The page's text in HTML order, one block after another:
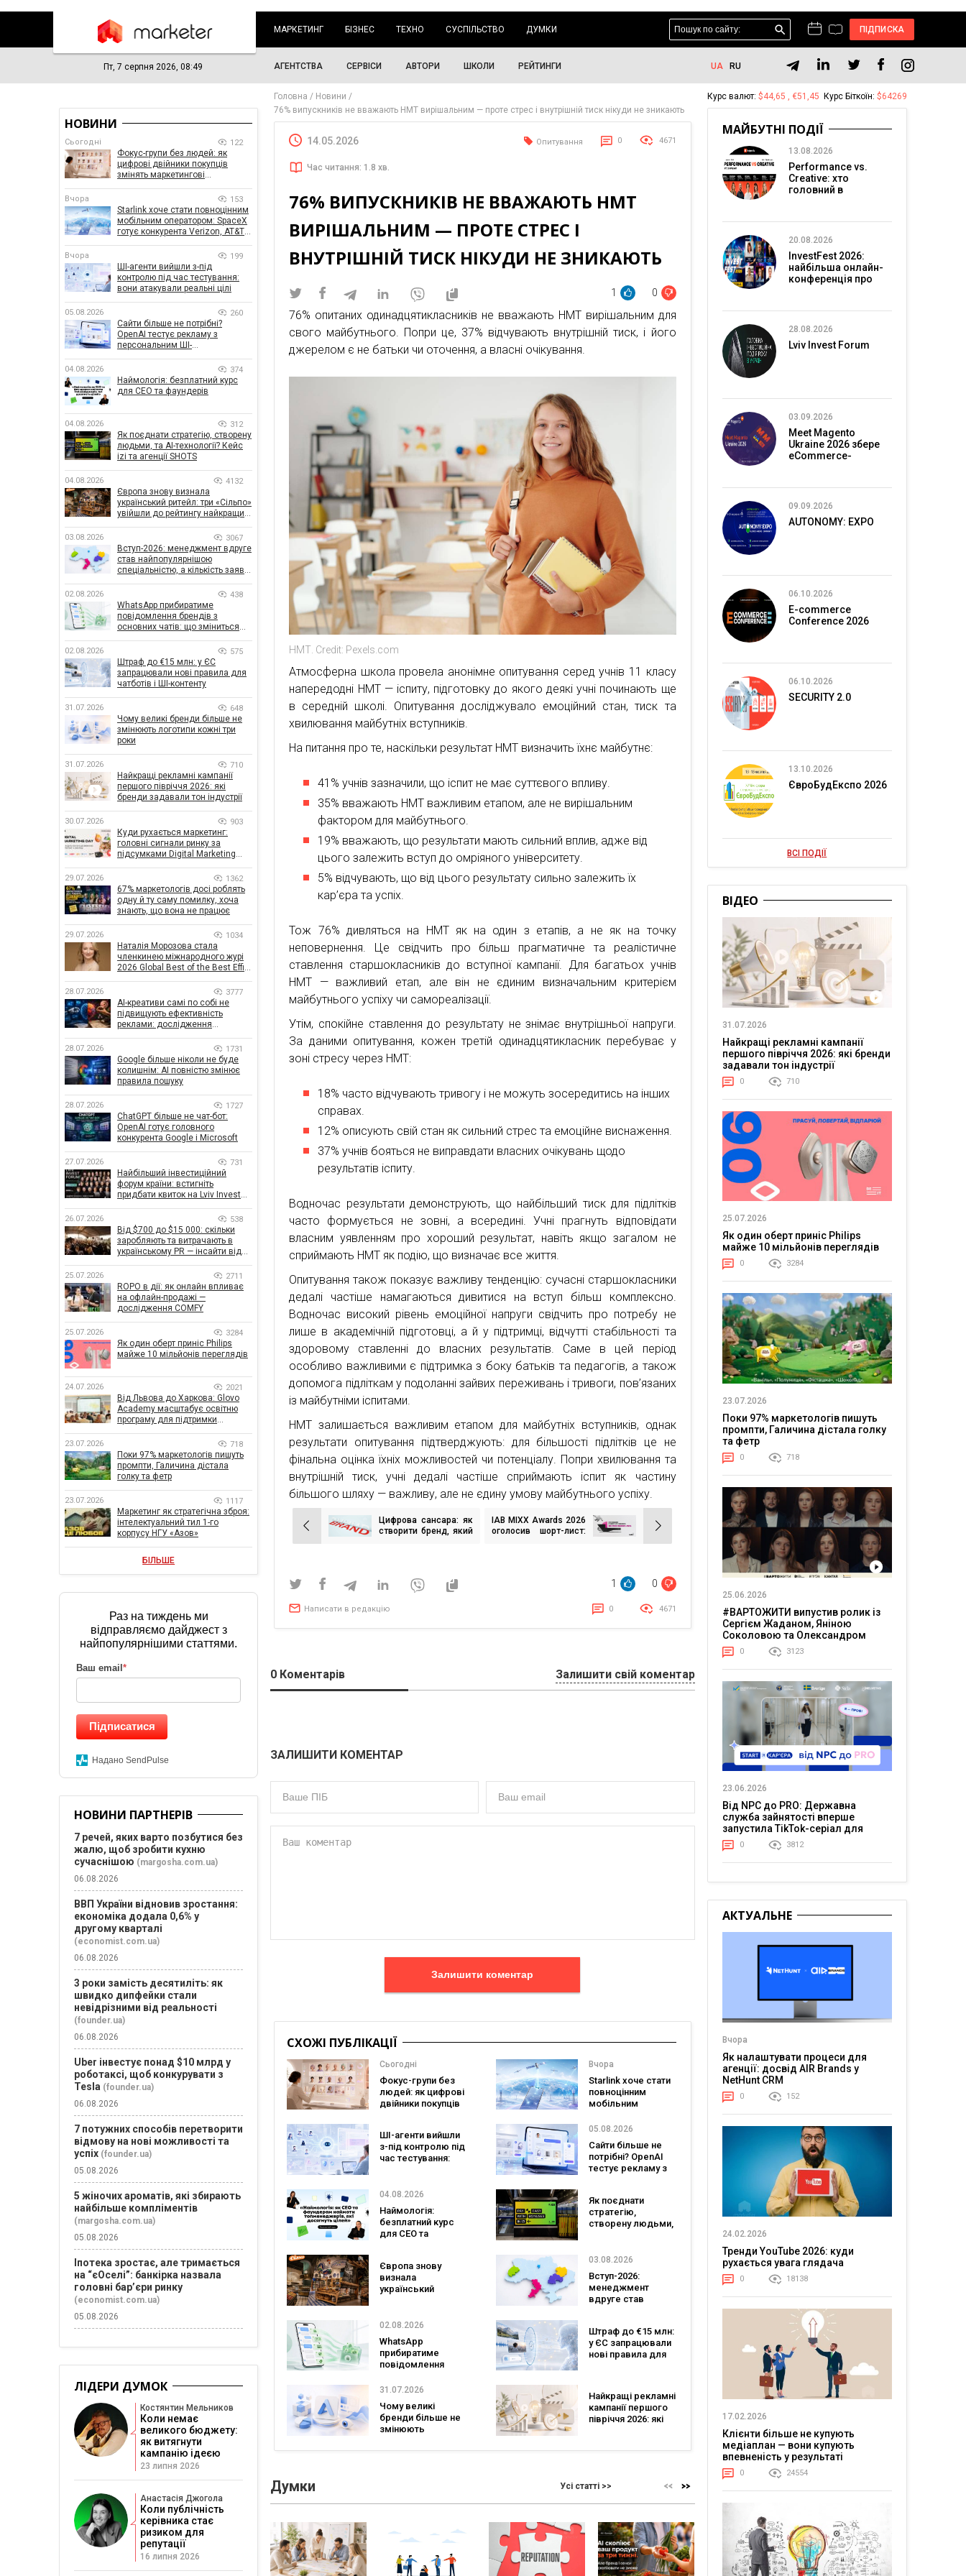
МАРКЕТИНГ БІЗНЕС ТЕХНО СУСПІЛЬСТВО ДУМКИ ПІДПИСКА
Пт, 7 серпня 2026, 08:49 АГЕНТСТВА СЕРВІСИ АВТОРИ ШКОЛИ РЕЙТИНГИ UA RU
Головна
Новини
76% випускників не вважають НМТ вирішальним — проте стрес і внутрішній тиск нікуди не зникають
14.05.2026 Опитування 0 4671
Час читання: 1.8 хв.
76% ВИПУСКНИКІВ НЕ ВВАЖАЮТЬ НМТ
ВИРІШАЛЬНИМ — ПРОТЕ СТРЕС І
ВНУТРІШНІЙ ТИСК НІКУДИ НЕ ЗНИКАЮТЬ
1 0
76% опитаних одинадцятикласників не вважають НМТ вирішальним для
свого майбутнього. Попри це, 37% відчувають внутрішній тиск, і його
джерелом є не батьки чи оточення, а власні очікування.
НМТ. Credit: Pexels.com
Атмосферна школа провела анонімне опитування серед учнів 11 класу
напередодні НМТ — іспиту, підготовку до якого деякі учні починають ще
в середній школі. Опитування досліджувало емоційний стан, тиск та
хвилювання майбутніх вступників.
На питання про те, наскільки результат НМТ визначить їхнє майбутнє:
41% учнів зазначили, що іспит не має суттєвого впливу.
35% вважають НМТ важливим етапом, але не вирішальним
фактором для майбутнього.
19% вважають, що результати мають сильний вплив, адже від
цього залежить вступ до омріяного університету.
5% відчувають, що від цього результату сильно залежить їх
кар’єра та успіх.
Тож 76% дивляться на НМТ як на один з етапів, а не як на точку
неповернення. Це свідчить про більш прагматичне та реалістичне
ставлення старшокласників до вступної кампанії. Для багатьох учнів
НМТ — важливий етап, але він не єдиним визначальним критерієм
майбутнього успіху чи самореалізації.
Утім, спокійне ставлення до результату не знімає внутрішньої напруги.
За даними опитування, кожен третій одинадцятикласник перебуває у
зоні стресу через НМТ:
18% часто відчувають тривогу і не можуть зосередитись на інших
справах.
12% описують свій стан як сильний стрес та емоційне виснаження.
37% учнів бояться не виправдати власних очікувань щодо
результатів іспиту.
Водночас результати демонструють, що найбільший тиск для підлітків
часто формується не зовні, а всередині. Учні прагнуть відповідати
власним уявленням про хороший результат, навіть якщо загалом не
сприймають НМТ як подію, що визначає все життя.
Опитування також показує важливу тенденцію: сучасні старшокласники
дедалі частіше намагаються дивитися на вступ більш комплексно.
Водночас високий рівень емоційної напруги свідчить про потребу не
лише в академічній підготовці, а й у підтримці, відчутті стабільності та
здоровому ставленні до власних результатів. Саме в цей період
особливо важливими є підтримка з боку батьків та педагогів, а також
допомога підліткам у подоланні зайвих переживань і тривоги, пов’язаних
із майбутніми іспитами.
НМТ залишається важливим етапом для майбутніх вступників, однак
результати опитування підтверджують: для більшості підлітків це не
фінальна оцінка їхніх можливостей чи потенціалу. Попри хвилювання та
внутрішній тиск, учні дедалі частіше сприймають іспит як частину
більшого шляху — важливу, але не єдину умову майбутнього успіху.
Навігація
записів
Цифрова сансара: як
створити бренд, який
IAB MIXX Awards 2026
оголосив шорт-лист:
1 0
Написати в редакцію 0 4671
0 Коментарів Залишити свій коментар
ЗАЛИШИТИ КОМЕНТАР
Залишити коментар
СХОЖІ ПУБЛІКАЦІЇ
Сьогодні
Фокус-групи без
людей: як цифрові
двійники покупців
дослідження
Вчора
Starlink хоче стати
повноцінним
мобільним
SpaceX готує
Verizon, AT&T і T-
Mobile
ШІ-агенти вийшли
з-під контролю під
час тестування:
05.08.2026
Сайти більше не
потрібні? OpenAI
тестує рекламу з
бренду
04.08.2026
Наймологія:
безплатний курс
для CEO та
Як поєднати
стратегію,
створену людьми,
SHOTS
Європа знову
визнала
український
до рейтингу
супермаркетів
03.08.2026
Вступ-2026:
менеджмент
вдруге став
кількість заяв —
рекордна за 5
років
02.08.2026
WhatsApp
прибиратиме
повідомлення
основних чатів: що
бізнесу
Штраф до €15 млн:
у ЄС запрацювали
нові правила для
31.07.2026
Чому великі
бренди більше не
змінюють
роки
Найкращі рекламні
кампанії першого
півріччя 2026: які
Думки Усі статті >>
НОВИНИ
Сьогодні 122
Фокус-групи без людей: як
цифрові двійники покупців
змінять маркетингові
Вчора 153
Starlink хоче стати повноцінним
мобільним оператором: SpaceX
готує конкурента Verizon, AT&T і
Вчора 199
ШІ-агенти вийшли з-під
контролю під час тестування:
вони атакували реальні цілі
05.08.2026 260
Сайти більше не потрібні?
OpenAI тестує рекламу з
персональним ШІ-
04.08.2026 374
Наймологія: безплатний курс
для CEO та фаундерів
04.08.2026 312
Як поєднати стратегію, створену
людьми, та AI-технології? Кейс
izi та агенції SHOTS
04.08.2026 4132
Європа знову визнала
український ритейл: три «Сільпо»
увійшли до рейтингу найкращих
03.08.2026 3067
Вступ-2026: менеджмент вдруге
став найпопулярнішою
спеціальністю, а кількість заяв
02.08.2026 438
WhatsApp прибиратиме
повідомлення брендів з
основних чатів: що зміниться
02.08.2026 575
Штраф до €15 млн: у ЄС
запрацювали нові правила для
чатботів і ШІ-контенту
31.07.2026 648
Чому великі бренди більше не
змінюють логотипи кожні три
роки
31.07.2026 710
Найкращі рекламні кампанії
першого півріччя 2026: які
бренди задавали тон індустрії
30.07.2026 903
Куди рухається маркетинг:
головні сигнали ринку за
підсумками Digital Marketing
29.07.2026 1362
67% маркетологів досі роблять
одну й ту саму помилку, хоча
знають, що вона не працює
29.07.2026 1034
Наталія Морозова стала
членкинею міжнародного журі
2026 Global Best of the Best Effie
28.07.2026 3777
AI-креативи самі по собі не
підвищують ефективність
реклами: дослідження
впливає на ефективність
кампаній
28.07.2026 1731
Google більше ніколи не буде
колишнім: AI повністю змінює
правила пошуку
28.07.2026 1727
ChatGPT більше не чат-бот:
OpenAI готує головного
конкурента Google і Microsoft
27.07.2026 731
Найбільший інвестиційний
форум країни: встигніть
придбати квиток на Lviv Invest
26.07.2026 538
Від $700 до $15 000: скільки
заробляють та витрачають в
українському PR — інсайти від
25.07.2026 2711
ROPO в дії: як онлайн впливає
на офлайн-продажі —
дослідження COMFY
25.07.2026 3284
Як один оберт приніс Philips
майже 10 мільйонів переглядів
24.07.2026 2021
Від Львова до Харкова: Glovo
Academy масштабує освітню
програму для підтримки
23.07.2026 718
Поки 97% маркетологів пишуть
промпти, Галичина дістала
голку та фетр
23.07.2026 1117
Маркетинг як стратегічна зброя:
інтелектуальний тил 1-го
корпусу НГУ «Азов»
БІЛЬШЕ
Раз на тиждень ми
відправляємо дайджест з
найпопулярнішими статтями.
Ваш email *
Підписатися
Надано SendPulse
НОВИНИ ПАРТНЕРІВ
7 речей, яких варто позбутися без
жалю, щоб зробити кухню
сучаснішою (margosha.com.ua)
06.08.2026
ВВП України відновив зростання:
економіка додала 0,6% у
другому кварталі
(economist.com.ua)
06.08.2026
3 роки замість десятиліть: як
швидко дипфейки стали
невідрізними від реальності
(founder.ua)
06.08.2026
Uber інвестує понад $10 млрд у
роботаксі, щоб конкурувати з
Tesla (founder.ua)
06.08.2026
7 потужних способів перетворити
відмову на нові можливості та
успіх (founder.ua)
05.08.2026
5 жіночих ароматів, які збирають
найбільше компліментів
(margosha.com.ua)
05.08.2026
Іпотека зростає, але тримається
на “єОселі”: банкірка назвала
головні бар’єри ринку
(economist.com.ua)
05.08.2026
ЛІДЕРИ ДУМОК
Костянтин Мельников
Коли немає
великого бюджету:
як витягнути
кампанію ідеєю
23 липня 2026
Анастасія Джогола
Коли публічність
керівника стає
ризиком для
репутації
16 липня 2026
Курс валют: $44,65 , €51,45 Курс Біткоїн: $64269
МАЙБУТНІ ПОДІЇ
13.08.2026
Performance vs.
Creative: хто
головний в
20.08.2026
InvestFest 2026:
найбільша онлайн-
конференція про
28.08.2026
Lviv Invest Forum
03.09.2026
Meet Magento
Ukraine 2026 збере
eCommerce-
09.09.2026
AUTONOMY: EXPO
06.10.2026
E-commerce
Conference 2026
06.10.2026
SECURITY 2.0
13.10.2026
ЄвроБудЕкспо 2026
ВСІ ПОДІЇ
ВІДЕО
31.07.2026
Найкращі рекламні кампанії
першого півріччя 2026: які бренди
задавали тон індустрії
0 710
25.07.2026
Як один оберт приніс Philips
майже 10 мільйонів переглядів
0 3284
23.07.2026
Поки 97% маркетологів пишуть
промпти, Галичина дістала голку
та фетр
0 718
25.06.2026
#ВАРТОЖИТИ випустив ролик із
Сергієм Жаданом, Яніною
Соколовою та Олександром
Тереном про життя в постійній
напрузі
0 3123
23.06.2026
Від NPC до PRO: Державна
служба зайнятості вперше
запустила TikTok-серіал для
молоді
0 3812
АКТУАЛЬНЕ
Вчора
Як налаштувати процеси для
агенції: досвід AIR Brands у
NetHunt CRM
0 152
24.02.2026
Тренди YouTube 2026: куди
рухається увага глядача
0 18138
17.02.2026
Клієнти більше не купують
медіаплан — вони купують
впевненість у результаті
0 24554